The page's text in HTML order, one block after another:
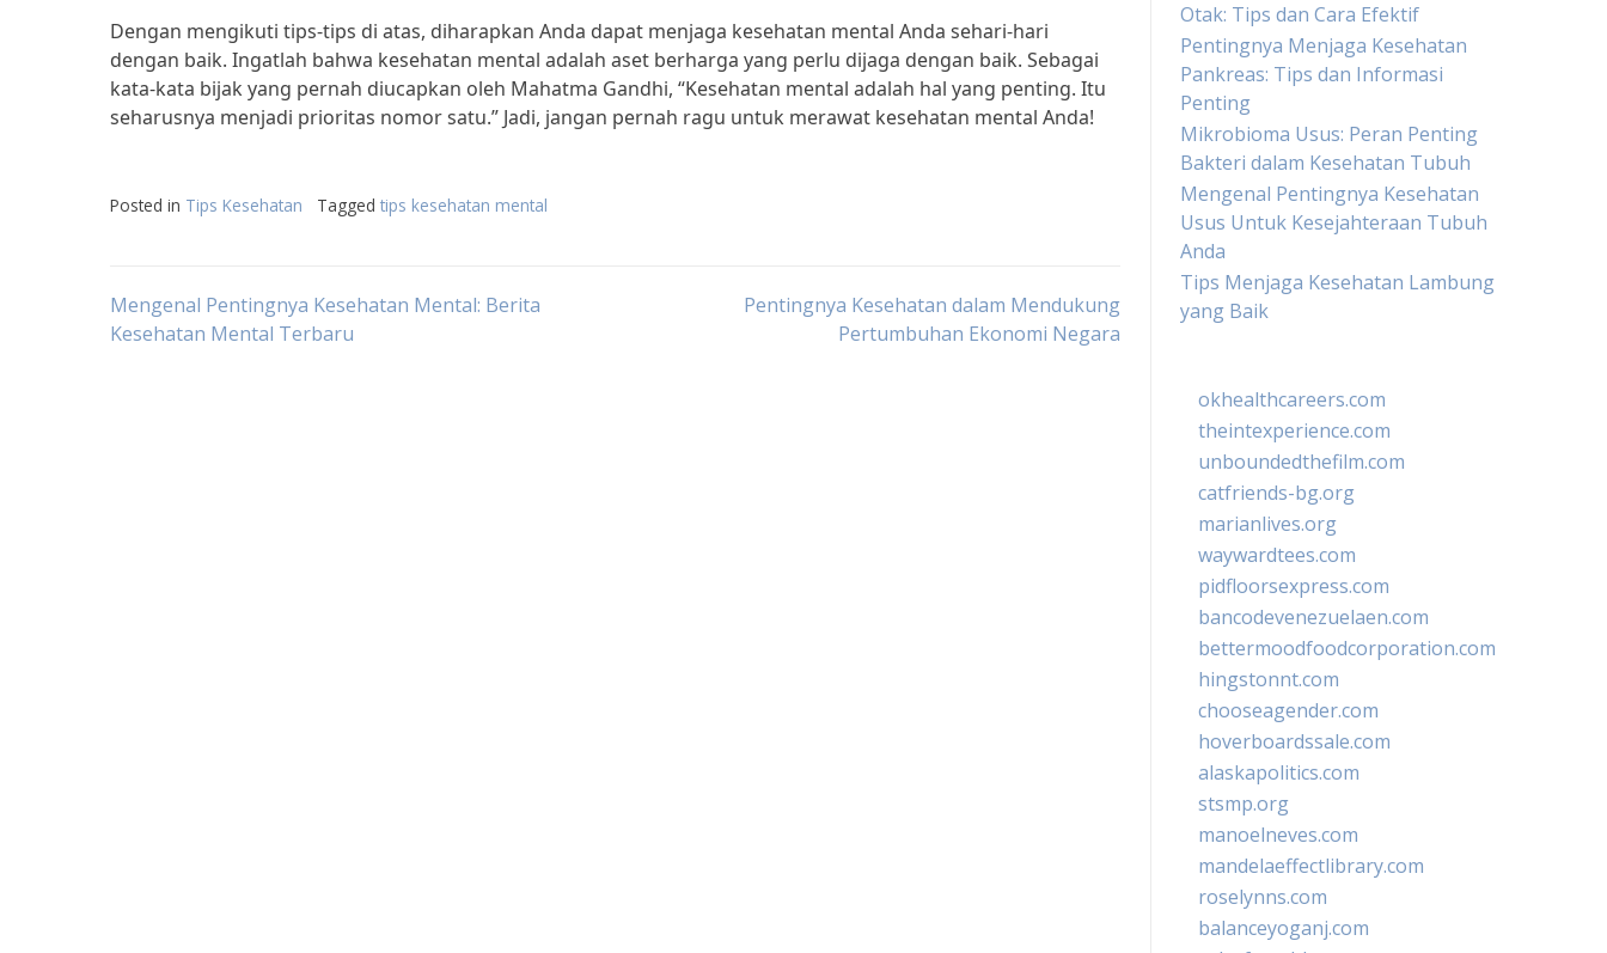
Dengan mengikuti tips-tips di atas, diharapkan Anda dapat menjaga kesehatan mental Anda sehari-hari
dengan baik. Ingatlah bahwa kesehatan mental adalah aset berharga yang perlu dijaga dengan baik. Sebagai
kata-kata bijak yang pernah diucapkan oleh Mahatma Gandhi, “Kesehatan mental adalah hal yang penting. Itu
seharusnya menjadi prioritas nomor satu.” Jadi, jangan pernah ragu untuk merawat kesehatan mental Anda!
Posted in Tips Kesehatan Tagged tips kesehatan mental
Post
Mengenal Pentingnya Kesehatan Mental: Berita
Kesehatan Mental Terbaru
Pentingnya Kesehatan dalam Mendukung
Pertumbuhan Ekonomi Negara
Otak: Tips dan Cara Efektif
Pentingnya Menjaga Kesehatan
Pankreas: Tips dan Informasi
Penting
Mikrobioma Usus: Peran Penting
Bakteri dalam Kesehatan Tubuh
Mengenal Pentingnya Kesehatan
Usus Untuk Kesejahteraan Tubuh
Anda
Tips Menjaga Kesehatan Lambung
yang Baik
okhealthcareers.com
theintexperience.com
unboundedthefilm.com
catfriends-bg.org
marianlives.org
waywardtees.com
pidfloorsexpress.com
bancodevenezuelaen.com
bettermoodfoodcorporation.com
hingstonnt.com
chooseagender.com
hoverboardssale.com
alaskapolitics.com
stsmp.org
manoelneves.com
mandelaeffectlibrary.com
roselynns.com
balanceyoganj.com